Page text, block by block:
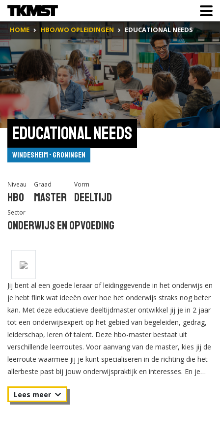
HOME HBO/WO OPLEIDINGEN EDUCATIONAL NEEDS
Educational Needs
Windesheim - Groningen
Niveau
Hbo
Graad
Master
Vorm
Deeltijd
Sector
Onderwijs en Opvoeding
Jij bent al een goede leraar of leidinggevende in het onderwijs en
je hebt flink wat ideeën over hoe het onderwijs straks nog beter
kan. Met deze educatieve deeltijdmaster ontwikkel jij je in 2 jaar
tot een onderwijsexpert op het gebied van begeleiden, gedrag,
leiderschap, leren óf talent. Deze hbo-master bestaat uit
verschillende leerroutes. Voor aanvang van de master, kies jij de
leerroute waarmee jij je kunt specialiseren in de richting die het
allerbeste past bij jouw onderwijspraktijk en interesses. En je
jij in jouw tempo je eigen leerbehoefte(s) vervult.